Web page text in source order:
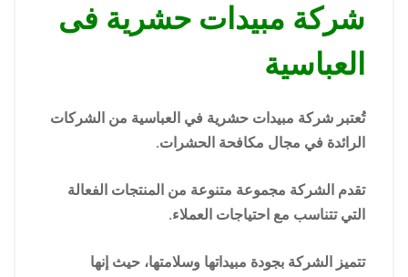
شركة مبيدات حشرية فى
العباسية
تُعتبر شركة مبيدات حشرية في العباسية من الشركات
الرائدة في مجال مكافحة الحشرات.
تقدم الشركة مجموعة متنوعة من المنتجات الفعالة
التي تتناسب مع احتياجات العملاء.
تتميز الشركة بجودة مبيداتها وسلامتها، حيث إنها